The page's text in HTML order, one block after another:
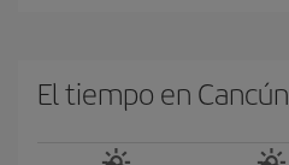
El tiempo en Cancún